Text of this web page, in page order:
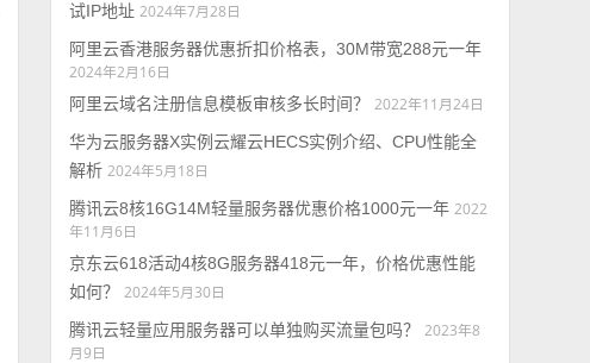
试IP地址 2024年7月28日
阿里云香港服务器优惠折扣价格表，30M带宽288元一年
2024年2月16日
阿里云域名注册信息模板审核多长时间？
2022年11月24日
华为云服务器X实例云耀云HECS实例介绍、CPU性能全
解析 2024年5月18日
腾讯云8核16G14M轻量服务器优惠价格1000元一年 2022
年11月6日
京东云618活动4核8G服务器418元一年，价格优惠性能
如何？
2024年5月30日
腾讯云轻量应用服务器可以单独购买流量包吗？
2023年8
月9日